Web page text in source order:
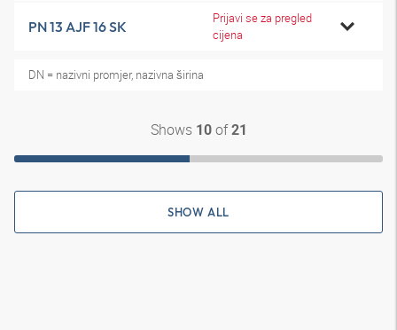
PN 13 AJF 16 SK
Prijavi se za pregled
cijena
DN = nazivni promjer, nazivna širina
Shows 10of21
SHOW ALL